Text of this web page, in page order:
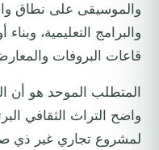
والموسيقى على نطاق
والبرامج التعليمية،
قاعات البروفات
المتطلب الموحد هو
واضح التراث الثقافي